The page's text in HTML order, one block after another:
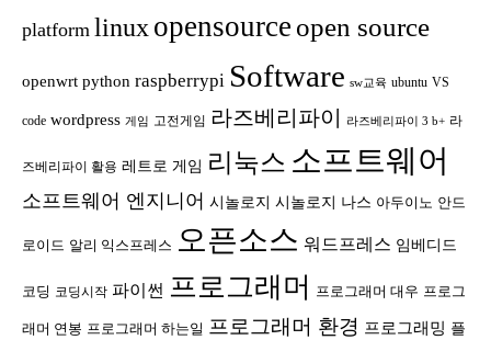
platform linux opensource open source
openwrt python raspberrypi Software sw교육 ubuntu VS
code wordpress 게임 고전게임 라즈베리파이 라즈베리파이 3 b+ 라
즈베리파이 활용 레트로 게임 리눅스 소프트웨어
소프트웨어 엔지니어 시놀로지 시놀로지 나스 아두이노 안드
로이드 알리 익스프레스 오픈소스 워드프레스 임베디드
코딩 코딩시작 파이썬 프로그래머 프로그래머 대우 프로그
래머 연봉 프로그래머 하는일 프로그래머 환경 프로그래밍 플